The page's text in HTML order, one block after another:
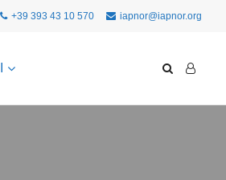
+39 393 43 10 570 iapnor@iapnor.org